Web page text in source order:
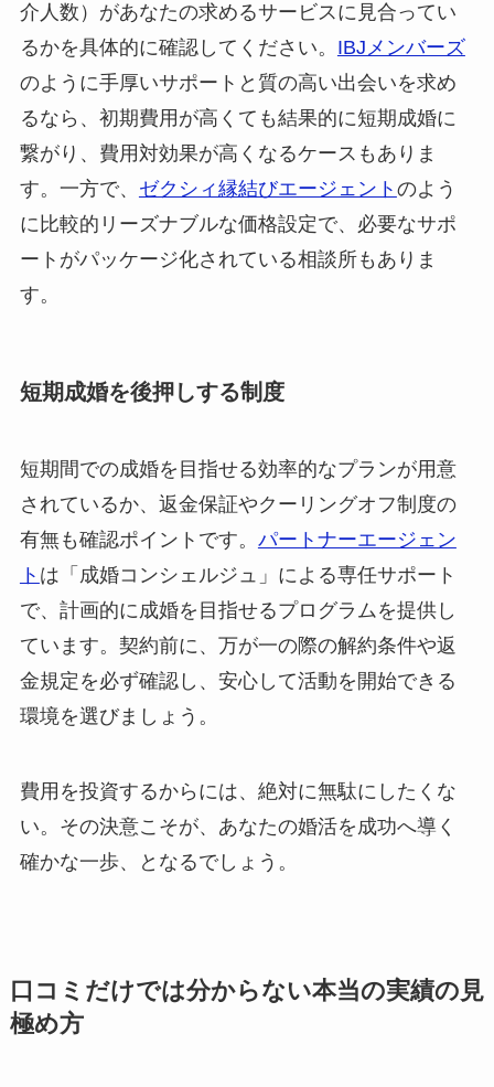
介人数）があなたの求めるサービスに見合ってい
るかを具体的に確認してください。 IBJメンバーズ
のように手厚いサポートと質の高い出会いを求め
るなら、初期費用が高くても結果的に短期成婚に
繋がり、費用対効果が高くなるケースもありま
す。一方で、 ゼクシィ縁結びエージェント のよう
に比較的リーズナブルな価格設定で、必要なサポ
ートがパッケージ化されている相談所もありま
す。
短期成婚を後押しする制度
短期間での成婚を目指せる効率的なプランが用意
されているか、返金保証やクーリングオフ制度の
有無も確認ポイントです。 パートナーエージェン
ト は「成婚コンシェルジュ」による専任サポート
で、計画的に成婚を目指せるプログラムを提供し
ています。契約前に、万が一の際の解約条件や返
金規定を必ず確認し、安心して活動を開始できる
環境を選びましょう。
費用を投資するからには、絶対に無駄にしたくな
い。その決意こそが、あなたの婚活を成功へ導く
確かな一歩、となるでしょう。
口コミだけでは分からない本当の実績の見
極め方